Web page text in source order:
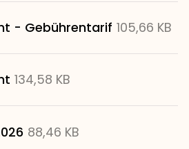
- Gebührentarif 105,66 KB
134,58 KB
88,46 KB